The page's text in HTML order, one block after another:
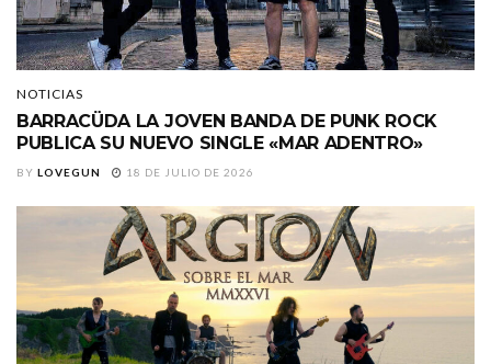
NOTICIAS
BARRACÜDA LA JOVEN BANDA DE PUNK ROCK
PUBLICA SU NUEVO SINGLE «MAR ADENTRO»
BY LOVEGUN 18 DE JULIO DE 2026